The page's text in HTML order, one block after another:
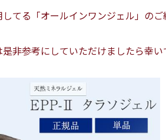
てる「オールインワンジェル」のご
非参考にしていただけましたら幸い